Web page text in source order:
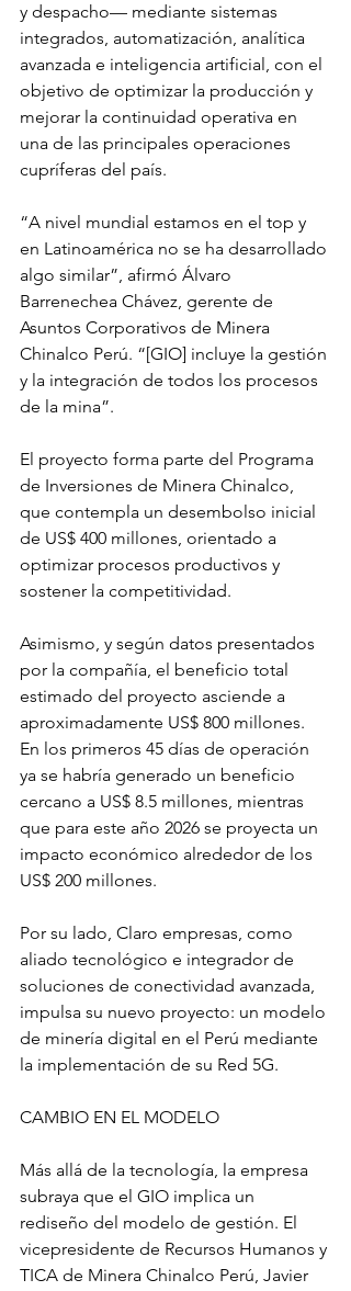
y despacho— mediante sistemas
integrados, automatización, analítica
avanzada e inteligencia artificial, con el
objetivo de optimizar la producción y
mejorar la continuidad operativa en
una de las principales operaciones
cupríferas del país.
“A nivel mundial estamos en el top y
en Latinoamérica no se ha desarrollado
algo similar”, afirmó Álvaro
Barrenechea Chávez, gerente de
Asuntos Corporativos de Minera
Chinalco Perú. “[GIO] incluye la gestión
y la integración de todos los procesos
de la mina”.
El proyecto forma parte del Programa
de Inversiones de Minera Chinalco,
que contempla un desembolso inicial
de US$ 400 millones, orientado a
optimizar procesos productivos y
sostener la competitividad.
Asimismo, y según datos presentados
por la compañía, el beneficio total
estimado del proyecto asciende a
aproximadamente US$ 800 millones.
En los primeros 45 días de operación
ya se habría generado un beneficio
cercano a US$ 8.5 millones, mientras
que para este año 2026 se proyecta un
impacto económico alrededor de los
US$ 200 millones.
Por su lado, Claro empresas, como
aliado tecnológico e integrador de
soluciones de conectividad avanzada,
impulsa su nuevo proyecto: un modelo
de minería digital en el Perú mediante
la implementación de su Red 5G.
CAMBIO EN EL MODELO
Más allá de la tecnología, la empresa
subraya que el GIO implica un
rediseño del modelo de gestión. El
vicepresidente de Recursos Humanos y
TICA de Minera Chinalco Perú, Javier